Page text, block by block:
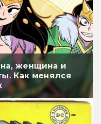
женщина и
Как менялся